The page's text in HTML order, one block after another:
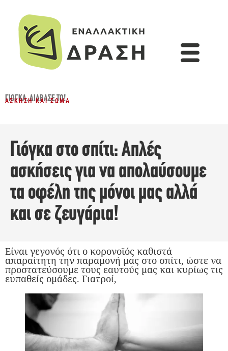
ΓΙΌΓΚΑ,ΔΙΆΒΑΣΈ ΤΟ!
ΆΣΚΗΣΗ ΚΑΙ ΣΏΜΑ
Γιόγκα στο σπίτι: Απλές
ασκήσεις για να απολαύσουμε
τα οφέλη της μόνοι μας αλλά
και σε ζευγάρια!
Είναι γεγονός ότι ο κορονοϊός καθιστά
απαραίτητη την παραμονή μας στο σπίτι, ώστε να
προστατεύσουμε τους εαυτούς μας και κυρίως τις
ευπαθείς ομάδες. Γιατροί,